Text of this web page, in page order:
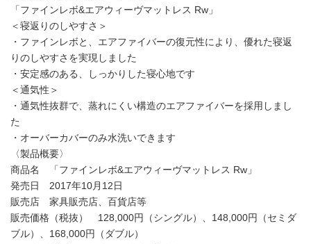
「ファインレボ&エアウィーヴマットレス Rw」
＜寝返りのしやすさ＞
・ファインレボと、エアファイバーの復元性により、優れた寝返
りのしやすさを実現しました
・安定感のある、しっかりした寝心地です
＜通気性＞
・通気性抜群で、蒸れにくい構造のエアファイバーを採用しまし
た
・オーバーカバーのみ水洗いできます
〈製品概要〉
商品名 「ファインレボ&エアウィーヴマットレス Rw」
発売日 2017年10月12日
販売店 家具販売店、百貨店等
販売価格（税抜） 128,000円（シングル）、148,000円（セミダ
ブル）、168,000円（ダブル）